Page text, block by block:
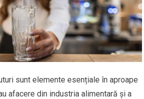
sunt elemente esențiale în aproape
afacere din industria alimentară și a